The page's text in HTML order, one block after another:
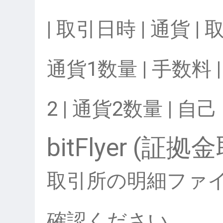
| 取引日時 | 通貨 |
通貨1数量 | 手数料
2 | 通貨2数量 | 自
bitFlyer (証拠
取引所の明細ファ